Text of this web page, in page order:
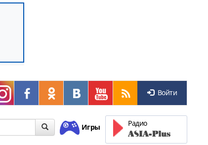
Войти
Игры Радио